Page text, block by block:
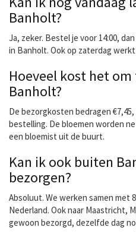
Banholt?
Ja, zeker. Bestel je voor 14:00,
in Banholt. Ook op zaterdag
Hoeveel kost het
Banholt?
De bezorgkosten bedragen
bestelling. De bloemen worden
een bloemist uit de buurt.
Kan ik ook buiten
bezorgen?
Absoluut. We werken samen met
Nederland. Ook naar Maastricht,
gewoon bezorgd, dezelfde dag